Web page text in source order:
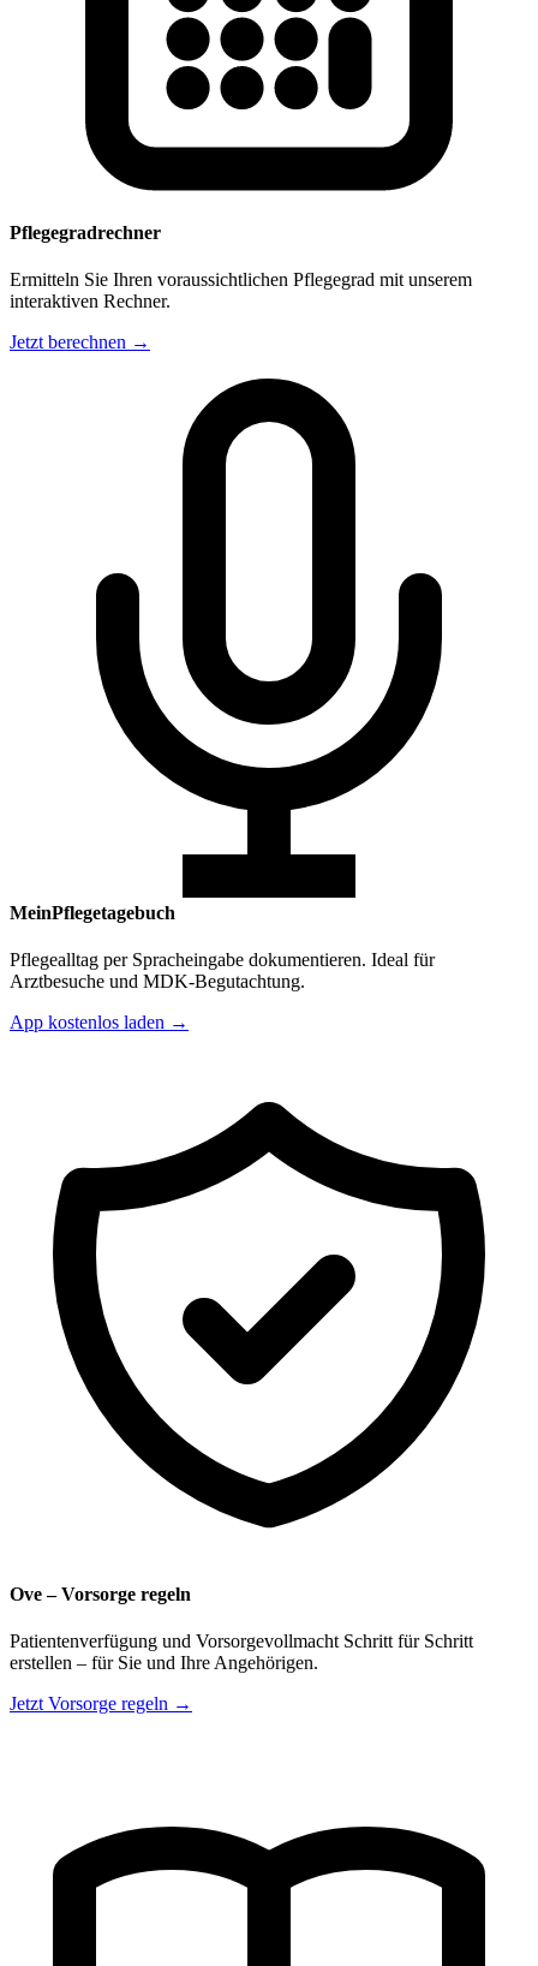
Pflegegradrechner
Ermitteln Sie Ihren voraussichtlichen Pflegegrad mit unserem
interaktiven Rechner.
Jetzt berechnen →
MeinPflegetagebuch
Pflegealltag per Spracheingabe dokumentieren. Ideal für
Arztbesuche und MDK-Begutachtung.
App kostenlos laden →
Ove – Vorsorge regeln
Patientenverfügung und Vorsorgevollmacht Schritt für Schritt
erstellen – für Sie und Ihre Angehörigen.
Jetzt Vorsorge regeln →